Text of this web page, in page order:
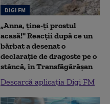
DIGI FM
„Anna, ţine-ţi prostul
acasă!" Reacţii după ce un
bărbat a desenat o
declaraţie de dragoste pe o
stâncă, în Transfăgărăşan
Descarcă aplicația Digi FM